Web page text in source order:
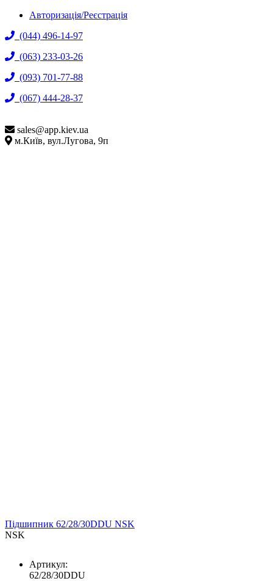
Авторизація/Реєстрація
(044) 496-14-97
(063) 233-03-26
(093) 701-77-88
(067) 444-28-37
sales@app.kiev.ua
м.Київ, вул.Лугова, 9п
Підшипник 62/28/30DDU NSK
NSK
Артикул:
62/28/30DDU